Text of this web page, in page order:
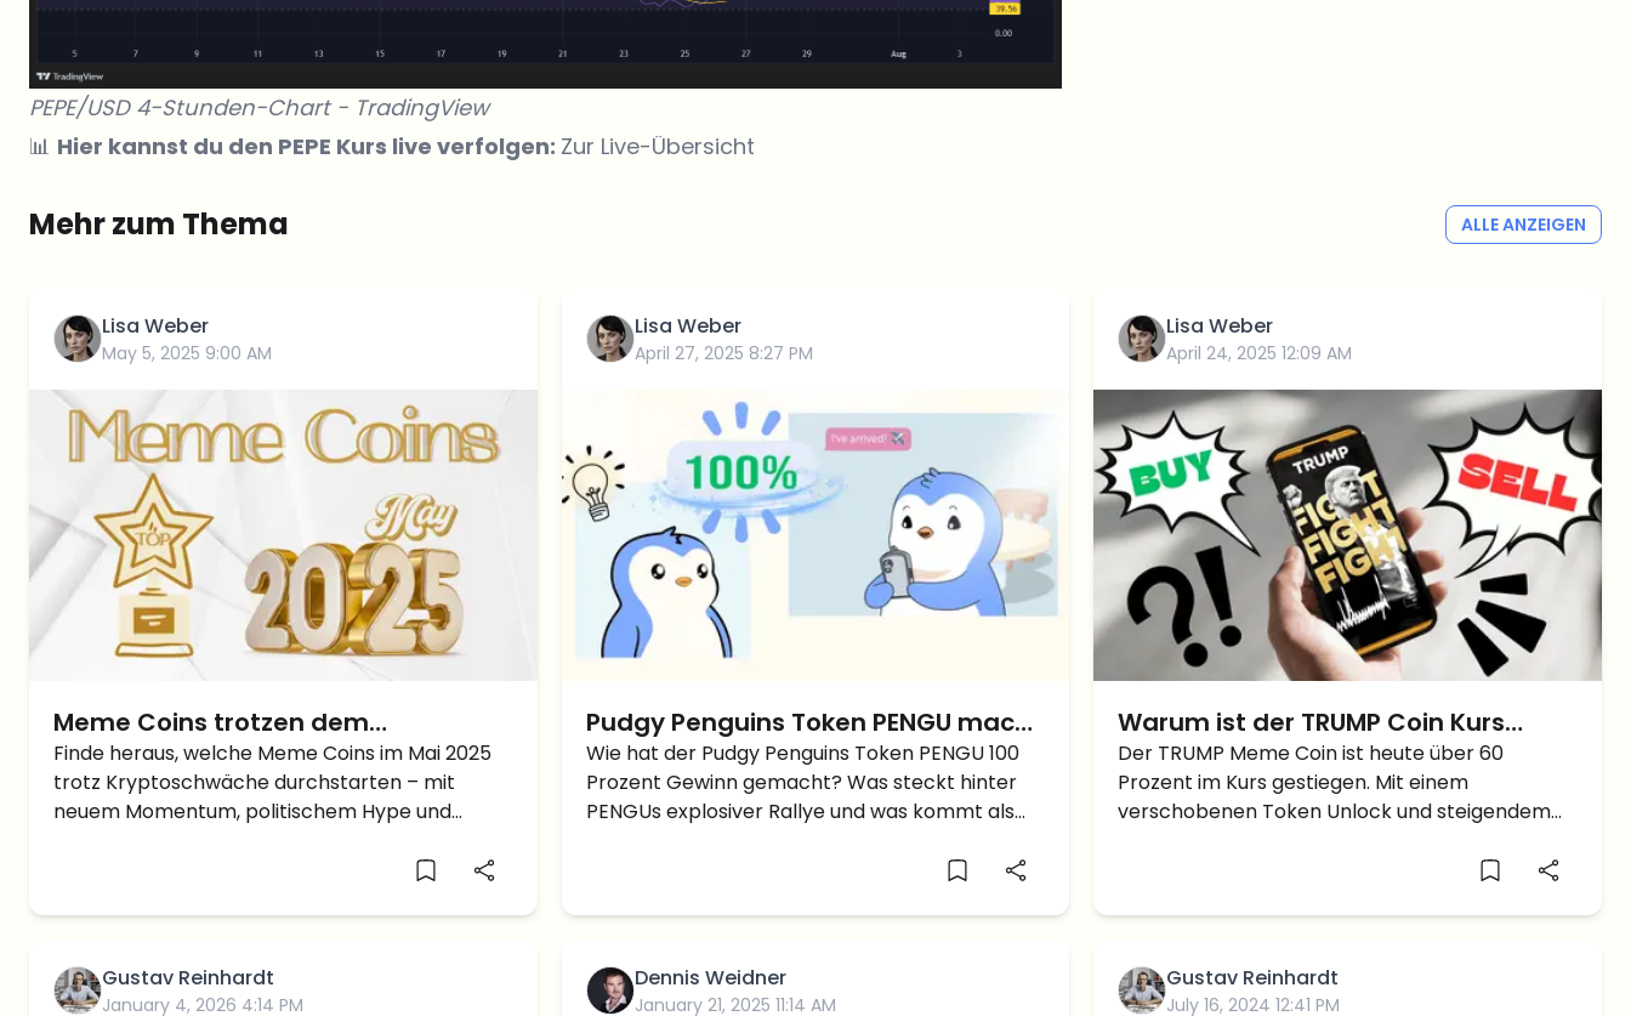
PEPE/USD 4-Stunden-Chart - TradingView
📊 Hier kannst du den PEPE Kurs live verfolgen: Zur Live-Übersicht
Mehr zum Thema ALLE ANZEIGEN
Lisa Weber
May 5, 2025 9:00 AM
Meme Coins trotzen dem
Marktcrash: Ausblick für Mai 2025
und Prognose für Q2
Finde heraus, welche Meme Coins im Mai 2025
trotz Kryptoschwäche durchstarten – mit
neuem Momentum, politischem Hype und
Lisa Weber
April 27, 2025 8:27 PM
Pudgy Penguins Token PENGU macht
100 Prozent Gewinn inmitten von
Meme Coin Hype
Wie hat der Pudgy Penguins Token PENGU 100
Prozent Gewinn gemacht? Was steckt hinter
PENGUs explosiver Rallye und was kommt als
Lisa Weber
April 24, 2025 12:09 AM
Warum ist der TRUMP Coin Kurs
heute über 60 Prozent gestiegen?
Der TRUMP Meme Coin ist heute über 60
Prozent im Kurs gestiegen. Mit einem
verschobenen Token Unlock und steigendem
Gustav Reinhardt
January 4, 2026 4:14 PM
Dennis Weidner
January 21, 2025 11:14 AM
Gustav Reinhardt
July 16, 2024 12:41 PM